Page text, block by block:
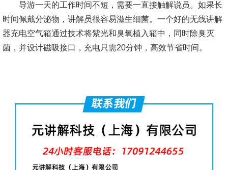
导游一天的工作时间不短，需要一直接触解说员。如果长
时间佩戴分泌物，讲解员很容易滋生细菌。一个好的无线讲解
器充电空气箱通过技术将紫光和臭氧植入箱中，同时除臭灭
菌，并设计磁吸接口，充电只需20分钟，高效节省时间。